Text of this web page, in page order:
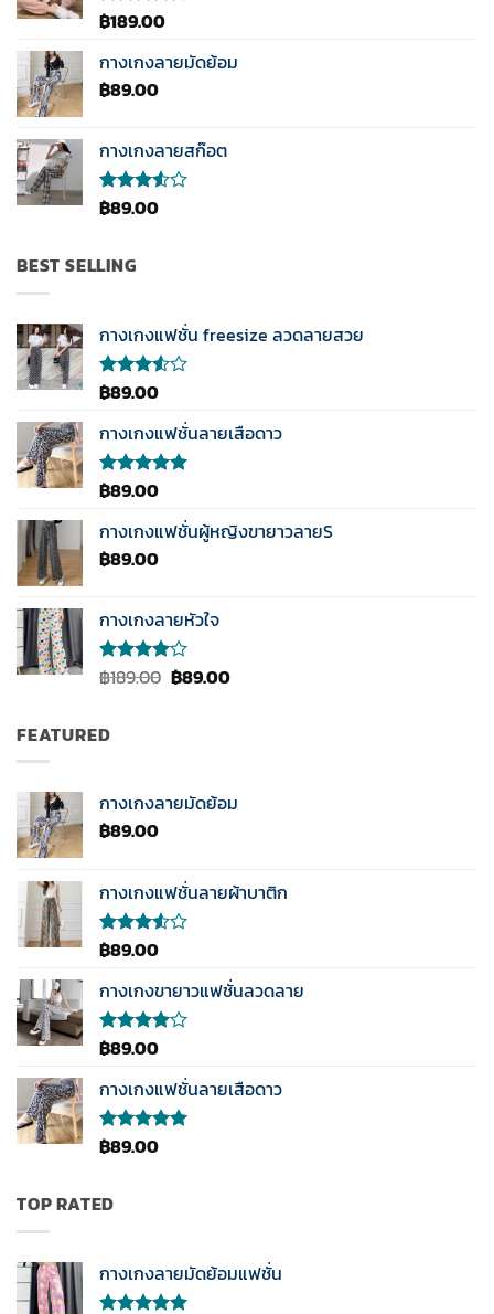
ให้
ตั้งแต่ 1-5
คะแนน
฿189.00
กางเกงลายมัดย้อม
฿89.00
กางเกงลายสก๊อต
ให้
ตั้งแต่
1-5
฿89.00
BEST SELLING
กางเกงแฟชั่น freesize ลวดลายสวย
ให้
ตั้งแต่
1-5
฿89.00
กางเกงแฟชั่นลายเสือดาว
ให้คะแนน
คะแนน
฿89.00
กางเกงแฟชั่นผู้หญิงขายาวลายS
฿89.00
กางเกงลายหัวใจ
ให้
ตั้งแต่ 1-
5
฿189.00 Original
฿89.00Current
FEATURED
กางเกงลายมัดย้อม
฿89.00
กางเกงแฟชั่นลายผ้าบาติก
ให้
ตั้งแต่
1-5
฿89.00
กางเกงขายาวแฟชั่นลวดลาย
ให้
ตั้งแต่ 1-
5
฿89.00
กางเกงแฟชั่นลายเสือดาว
ให้คะแนน
คะแนน
฿89.00
TOP RATED
กางเกงลายมัดย้อมแฟชั่น